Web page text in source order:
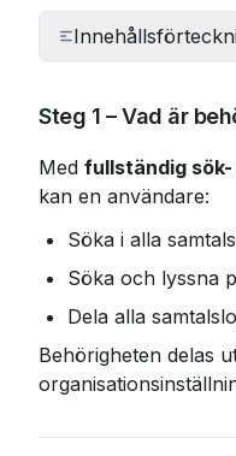
Steg 1 – Vad är
Med fullständig
kan en användare:
Söka i alla
Söka och lyssna
Dela alla
Behörigheten delas